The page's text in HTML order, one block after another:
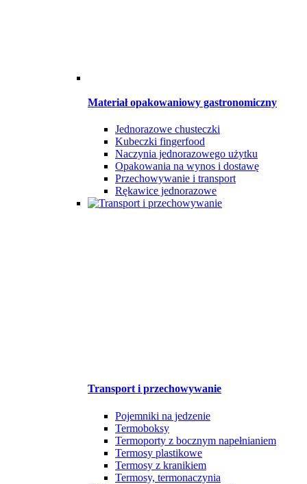
Materiał opakowaniowy gastronomiczny
Jednorazowe chusteczki
Kubeczki fingerfood
Naczynia jednorazowego użytku
Opakowania na wynos i dostawę
Przechowywanie i transport
Rękawice jednorazowe
Transport i przechowywanie
Pojemniki na jedzenie
Termoboksy
Termoporty z bocznym napełnianiem
Termosy plastikowe
Termosy z kranikiem
Termosy, termonaczynia